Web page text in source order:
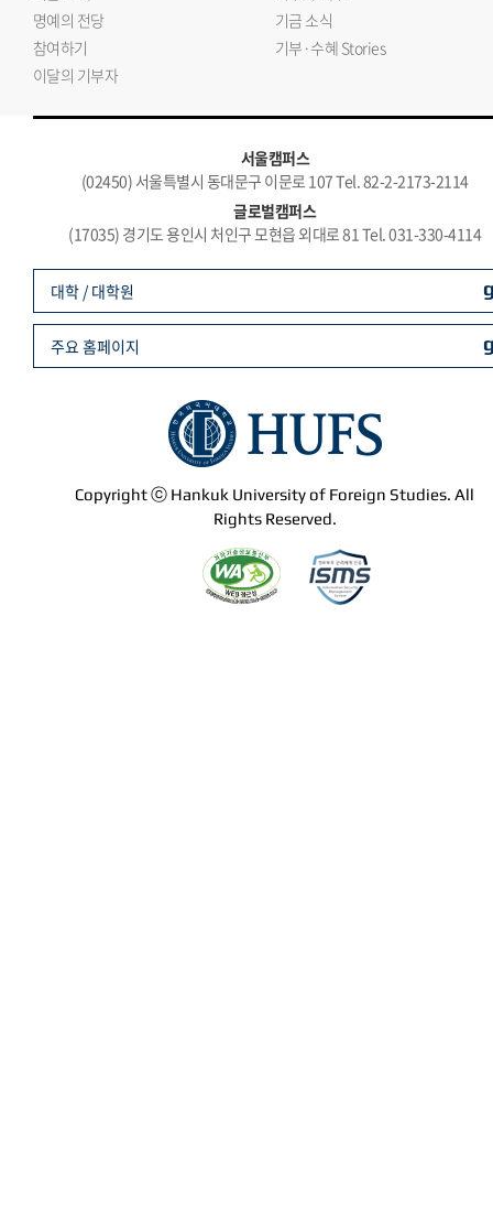
명예의 전당
기금 소식
참여하기
기부·수혜 Stories
이달의 기부자
서울캠퍼스
(02450) 서울특별시 동대문구 이문로 107 Tel. 82-2-2173-2114
글로벌캠퍼스
(17035) 경기도 용인시 처인구 모현읍 외대로 81 Tel. 031-330-4114
Copyright ⓒ Hankuk University of Foreign Studies. All
Rights Reserved.
대학 / 대학원
주요 홈페이지